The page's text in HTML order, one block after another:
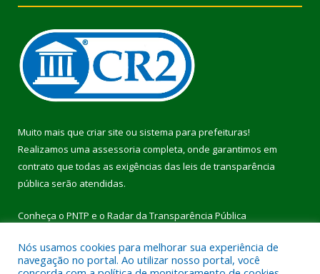
Muito mais que criar site ou sistema para prefeituras!
Realizamos uma assessoria completa, onde garantimos em
contrato que todas as exigências das leis de transparência
pública serão atendidas.
Conheça o PNTP e o Radar da Transparência Pública
Nós usamos cookies para melhorar sua experiência de
navegação no portal. Ao utilizar nosso portal, você